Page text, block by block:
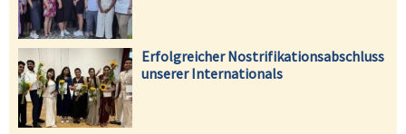
Erfolgreicher Nostrifikationsabschluss
unserer Internationals